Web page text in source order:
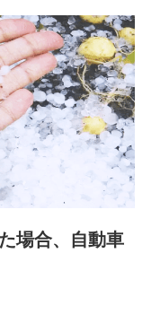
たそれらに付帯、関
案内、提供するため
あり、取得した個人
サービスをご提案す
ます。）
務を行うため
人情報
を行うため
報
もしくは委託を受
に関する情報を提
場合、自動車